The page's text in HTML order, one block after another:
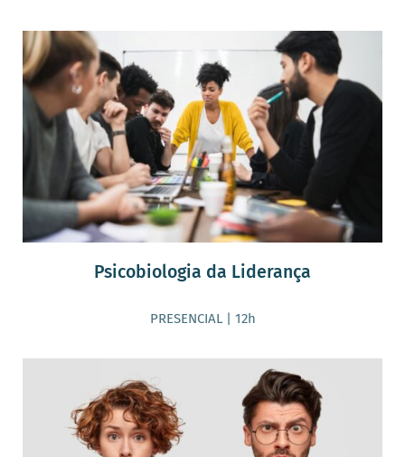
Psicobiologia da Liderança
PRESENCIAL | 12h